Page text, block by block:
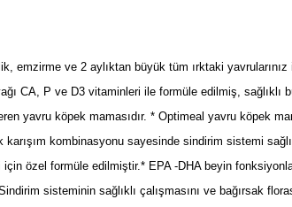
ve 2 aylıktan büyük tüm ırktaki
CA, P ve D3 vitaminleri ile formüle edilmiş, sağlıklı
yavru köpek mamasıdır. * Optimeal yavru köpek
kombinasyonu sayesinde sindirim sistemi
özel formüle edilmiştir.* EPA -DHA beyin
sisteminin sağlıklı çalışmasını ve bağırsak